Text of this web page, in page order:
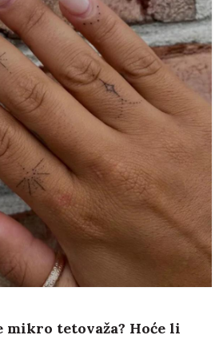
tetovaža? Hoće li